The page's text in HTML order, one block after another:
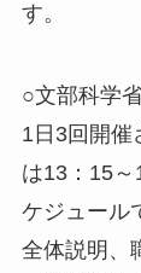
す。
○文部科学
1日3回開催
は13：15
ケジュール
全体説明、